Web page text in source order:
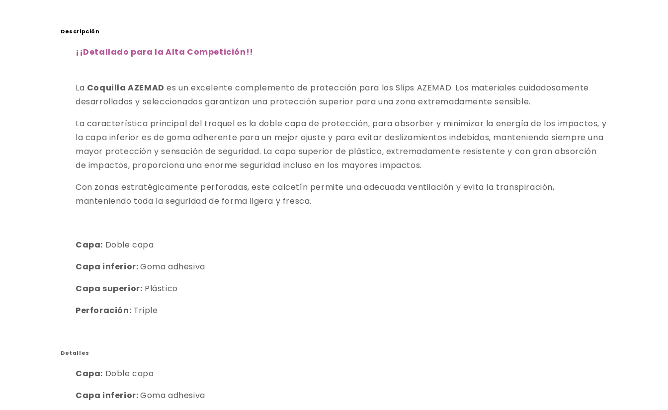
Descripción
¡ ¡Detallado para la Alta Competición!!
La Coquilla AZEMAD es un excelente complemento de protección para los Slips AZEMAD. Los materiales cuidadosamente
desarrollados y seleccionados garantizan una protección superior para una zona extremadamente sensible.
La característica principal del troquel es la doble capa de protección, para absorber y minimizar la energía de los impactos, y
la capa inferior es de goma adherente para un mejor ajuste y para evitar deslizamientos indebidos, manteniendo siempre una
mayor protección y sensación de seguridad. La capa superior de plástico, extremadamente resistente y con gran absorción
de impactos, proporciona una enorme seguridad incluso en los mayores impactos.
Con zonas estratégicamente perforadas, este calcetín permite una adecuada ventilación y evita la transpiración,
manteniendo toda la seguridad de forma ligera y fresca.
Capa: Doble capa
Capa inferior:Goma adhesiva
Capa superior: Plástico
Perforación: Triple
Detalles
Capa: Doble capa
Capa inferior:Goma adhesiva